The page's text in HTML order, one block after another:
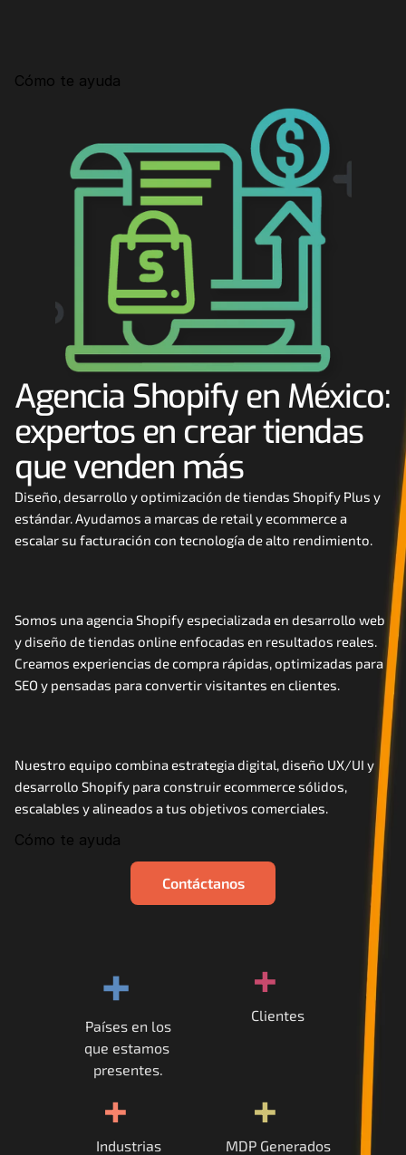
MHA Intelligence
MHA Academy
Contáctanos
Google Ads
Desarrollo Web
Automatización
Email marketing
Join
Events
Careers
Docs
About
Cómo te ayuda
Agencia Shopify en México:
expertos en crear tiendas
que venden más
Diseño, desarrollo y optimización de tiendas Shopify Plus y
estándar. Ayudamos a marcas de retail y ecommerce a
escalar su facturación con tecnología de alto rendimiento.
Somos una agencia Shopify especializada en desarrollo web
y diseño de tiendas online enfocadas en resultados reales.
Creamos experiencias de compra rápidas, optimizadas para
SEO y pensadas para convertir visitantes en clientes.
Nuestro equipo combina estrategia digital, diseño UX/UI y
desarrollo Shopify para construir ecommerce sólidos,
escalables y alineados a tus objetivos comerciales.
Cómo te ayuda
Contáctanos
+
Países en los
que estamos
presentes.
+
Clientes
+
Industrias
+
MDP Generados